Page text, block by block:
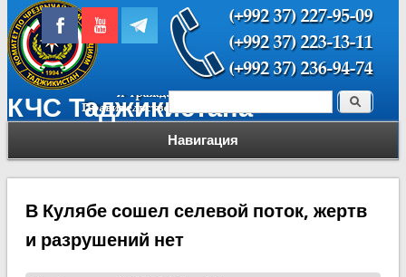
КЧС Таджикистана
Навигация
Форма поиска Поиск
В Кулябе сошел селевой поток, жертв
и разрушений нет